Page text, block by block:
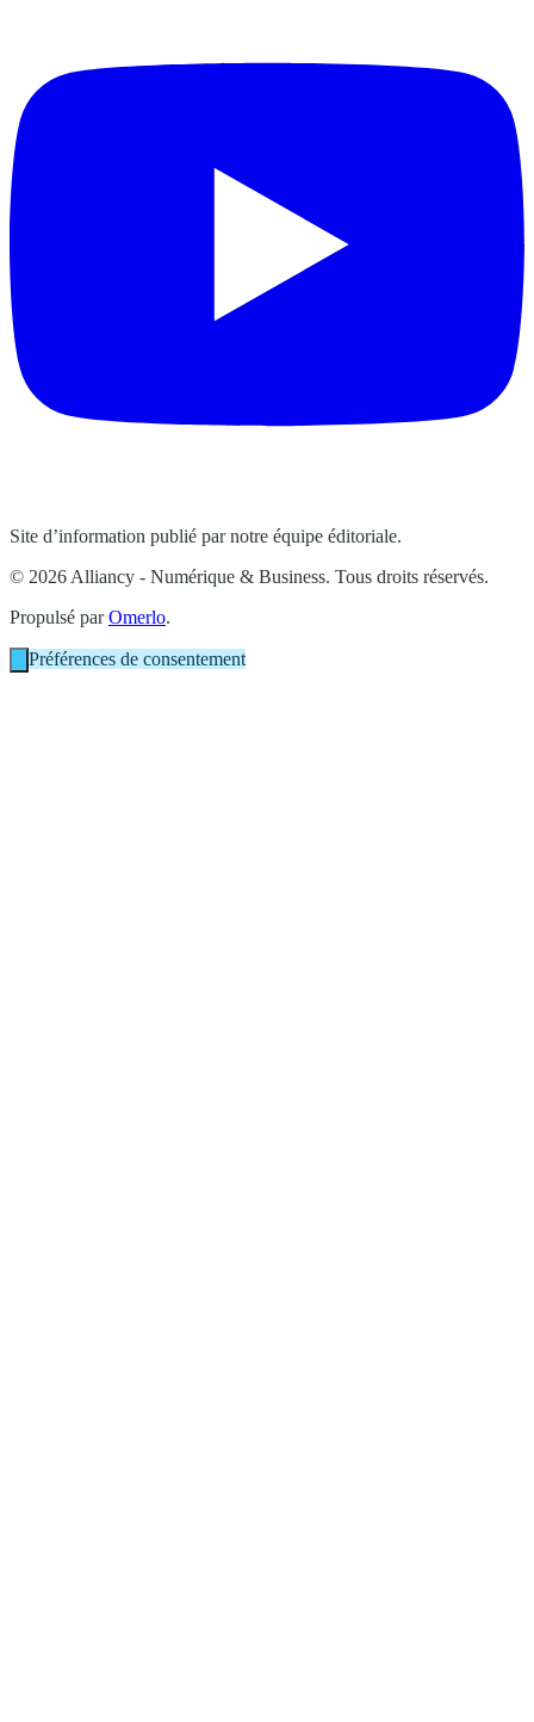
Site d’information publié par notre équipe éditoriale.
© 2026 Alliancy - Numérique & Business. Tous droits réservés.
Propulsé parOmerlo.
Préférences de consentement